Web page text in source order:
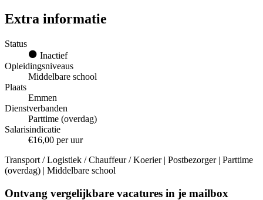
Extra informatie
Status
Inactief
Opleidingsniveaus
Middelbare school
Plaats
Emmen
Dienstverbanden
Parttime (overdag)
Salarisindicatie
€16,00 per uur
Transport / Logistiek / Chauffeur / Koerier | Postbezorger | Parttime
(overdag) | Middelbare school
Ontvang vergelijkbare vacatures in je mailbox